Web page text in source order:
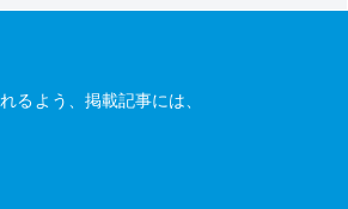
るよう、掲載記事には、